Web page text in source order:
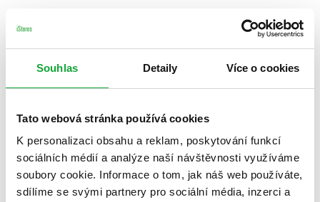
Souhlas Detaily Více o cookies
Tato webová stránka používá cookies
K personalizaci obsahu a reklam, poskytování funkcí
sociálních médií a analýze naší návštěvnosti využíváme
soubory cookie. Informace o tom, jak náš web používáte,
sdílíme se svými partnery pro sociální média, inzerci a